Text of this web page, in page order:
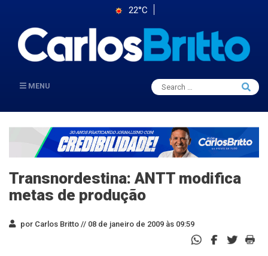
22°C
MENU
Search
for:
Search
Transnordestina: ANTT modifica
metas de produção
por Carlos Britto // 08 de janeiro de 2009 às 09:59